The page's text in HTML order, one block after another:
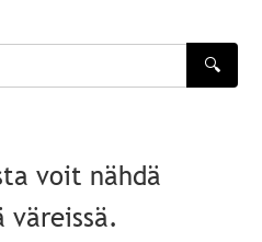
🔍
voit nähdä
väreissä.